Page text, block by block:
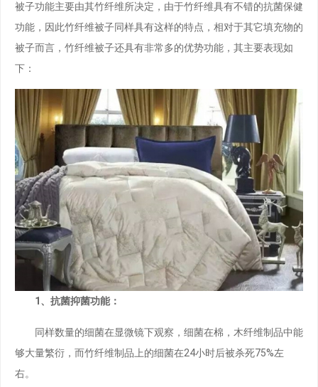
被子功能主要由其竹纤维所决定，由于竹纤维具有不错的抗菌保健
功能，因此竹纤维被子同样具有这样的特点，相对于其它填充物的
被子而言，竹纤维被子还具有非常多的优势功能，其主要表现如
下：
1、抗菌抑菌功能：
同样数量的细菌在显微镜下观察，细菌在棉，木纤维制品中能
够大量繁衍，而竹纤维制品上的细菌在24小时后被杀死75%左
右。